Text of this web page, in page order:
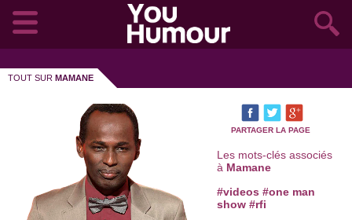
TOUT SUR MAMANE
PARTAGER LA PAGE
Les mots-clés associés
à Mamane
#videos #one man
show #rfi